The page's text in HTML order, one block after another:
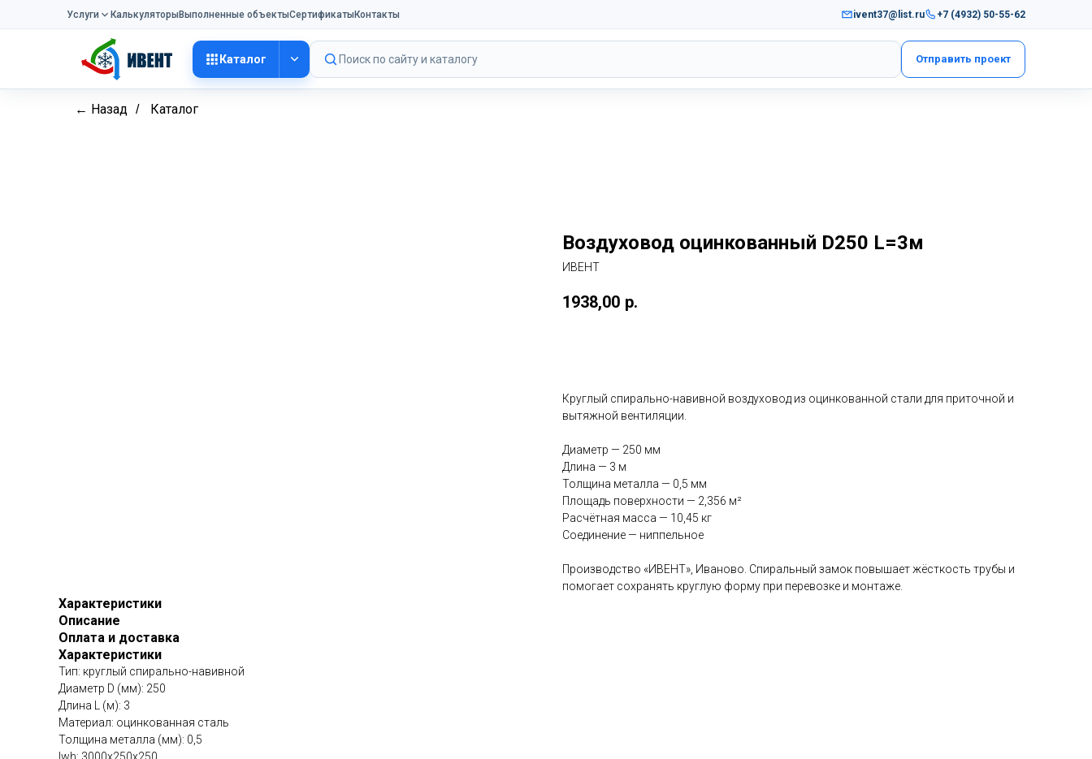
Услуги КалькуляторыВыполненные объектыСертификатыКонтакты ivent37@list.ru +7 (4932) 50-55-62
Каталог Поиск по сайту и каталогу Отправить проект
← Назад / Каталог
Воздуховод оцинкованный D250 L=3м
ИВЕНТ
1938,00 р.
Круглый спирально-навивной воздуховод из оцинкованной стали для приточной и
вытяжной вентиляции.
Диаметр — 250 мм
Длина — 3 м
Толщина металла — 0,5 мм
Площадь поверхности — 2,356 м²
Расчётная масса — 10,45 кг
Соединение — ниппельное
Производство «ИВЕНТ», Иваново. Спиральный замок повышает жёсткость трубы и
помогает сохранять круглую форму при перевозке и монтаже.
Характеристики
Описание
Оплата и доставка
Характеристики
Тип: круглый спирально-навивной
Диаметр D (мм): 250
Длина L (м): 3
Материал: оцинкованная сталь
Толщина металла (мм): 0,5